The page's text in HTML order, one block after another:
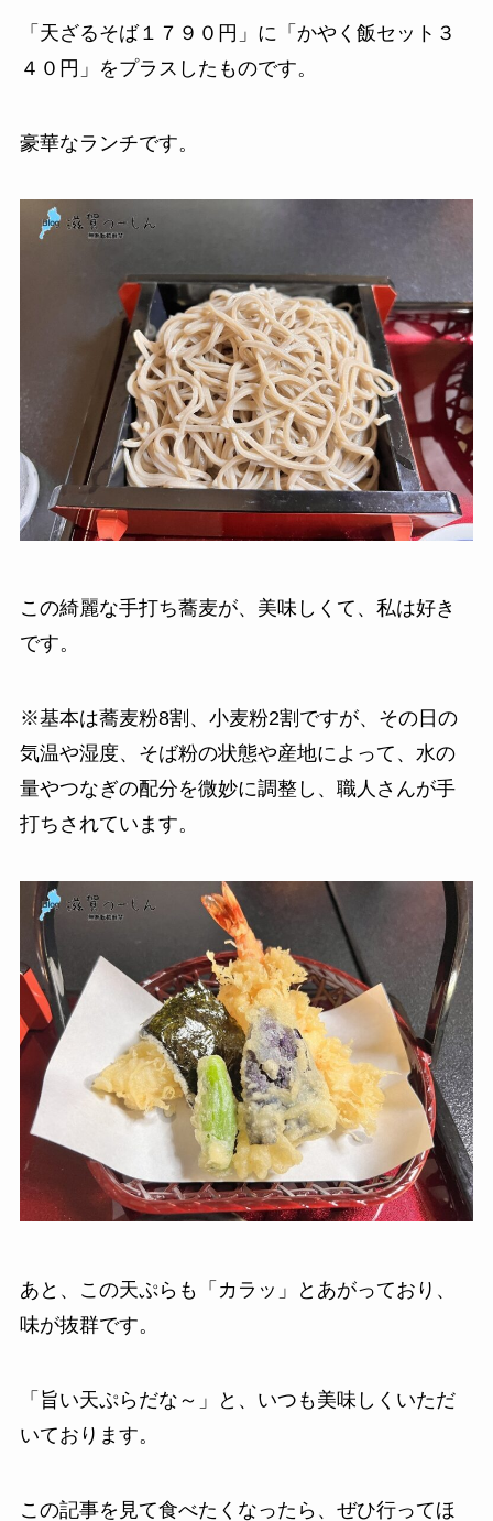
「天ざるそば１７９０円」に「かやく飯セット３
４０円」をプラスしたものです。
豪華なランチです。
この綺麗な手打ち蕎麦が、美味しくて、私は好き
です。
※基本は蕎麦粉8割、小麦粉2割ですが、その日の
気温や湿度、そば粉の状態や産地によって、水の
量やつなぎの配分を微妙に調整し、職人さんが手
打ちされています。
あと、この天ぷらも「カラッ」とあがっており、
味が抜群です。
「旨い天ぷらだな～」と、いつも美味しくいただ
いております。
この記事を見て食べたくなったら、ぜひ行ってほ